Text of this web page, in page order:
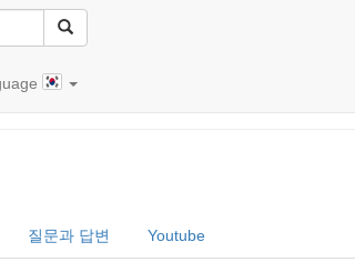
질문과 답변 Youtube